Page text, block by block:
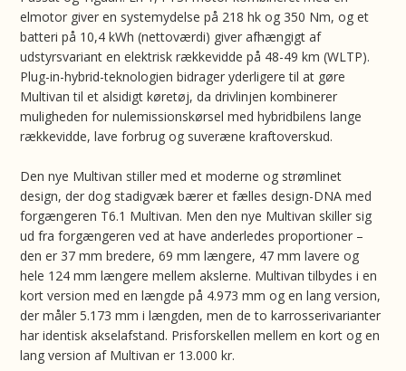
elmotor giver en systemydelse på 218 hk og 350 Nm, og et
batteri på 10,4 kWh (nettoværdi) giver afhængigt af
udstyrsvariant en elektrisk rækkevidde på 48-49 km (WLTP).
Plug-in-hybrid-teknologien bidrager yderligere til at gøre
Multivan til et alsidigt køretøj, da drivlinjen kombinerer
muligheden for nulemissionskørsel med hybridbilens lange
rækkevidde, lave forbrug og suveræne kraftoverskud.
Den nye Multivan stiller med et moderne og strømlinet
design, der dog stadigvæk bærer et fælles design-DNA med
forgængeren T6.1 Multivan. Men den nye Multivan skiller sig
ud fra forgængeren ved at have anderledes proportioner –
den er 37 mm bredere, 69 mm længere, 47 mm lavere og
hele 124 mm længere mellem akslerne. Multivan tilbydes i en
kort version med en længde på 4.973 mm og en lang version,
der måler 5.173 mm i længden, men de to karrosserivarianter
har identisk akselafstand. Prisforskellen mellem en kort og en
lang version af Multivan er 13.000 kr.